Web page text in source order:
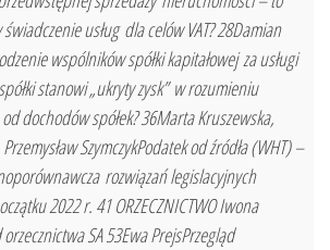
usług dla celów VAT? 28Damian
wspólników spółki kapitałowej za usługi
stanowi „ukryty zysk” w rozumieniu
dochodów spółek? 36Marta Kruszewska,
SzymczykPodatek od źródła (WHT) –
rozwiązań legislacyjnych
2022 r. 41 ORZECZNICTWO Iwona
SA 53Ewa PrejsPrzegląd